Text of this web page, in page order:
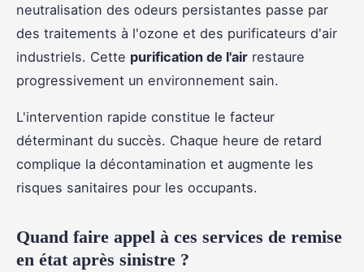
neutralisation des odeurs persistantes passe par
des traitements à l'ozone et des purificateurs d'air
industriels. Cette purification de l'air restaure
progressivement un environnement sain.
L'intervention rapide constitue le facteur
déterminant du succès. Chaque heure de retard
complique la décontamination et augmente les
risques sanitaires pour les occupants.
Quand faire appel à ces services de remise
en état après sinistre ?